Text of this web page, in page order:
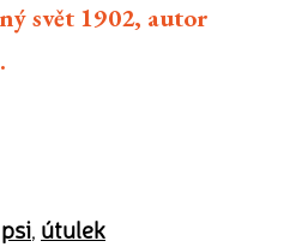
svět 1902, autor
psi, útulek